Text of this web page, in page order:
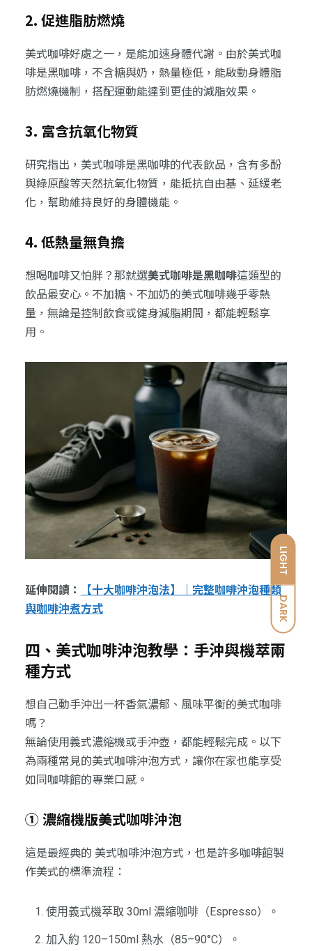
LIGHT
DARK
2. 促進脂肪燃燒
美式咖啡好處之一，是能加速身體代謝。由於美式咖
啡是黑咖啡，不含糖與奶，熱量極低，能啟動身體脂
肪燃燒機制，搭配運動能達到更佳的減脂效果。
3. 富含抗氧化物質
研究指出，美式咖啡是黑咖啡的代表飲品，含有多酚
與綠原酸等天然抗氧化物質，能抵抗自由基、延緩老
化，幫助維持良好的身體機能。
4. 低熱量無負擔
想喝咖啡又怕胖？那就選美式咖啡是黑咖啡這類型的
飲品最安心。不加糖、不加奶的美式咖啡幾乎零熱
量，無論是控制飲食或健身減脂期間，都能輕鬆享
用。
延伸閱讀：
【十大咖啡沖泡法】｜完整咖啡沖泡種類
與咖啡沖煮方式
四、美式咖啡沖泡教學：手沖與機萃兩
種方式
想自己動手沖出一杯香氣濃郁、風味平衡的美式咖啡
嗎？
無論使用義式濃縮機或手沖壺，都能輕鬆完成。以下
為兩種常見的美式咖啡沖泡方式，讓你在家也能享受
如同咖啡館的專業口感。
① 濃縮機版美式咖啡沖泡
這是最經典的 美式咖啡沖泡方式，也是許多咖啡館製
作美式的標準流程：
使用義式機萃取 30ml 濃縮咖啡（Espresso）。
加入約 120–150ml 熱水（85–90°C）。